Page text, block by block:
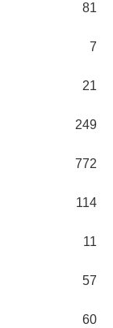
81
7
21
249
772
114
11
57
60